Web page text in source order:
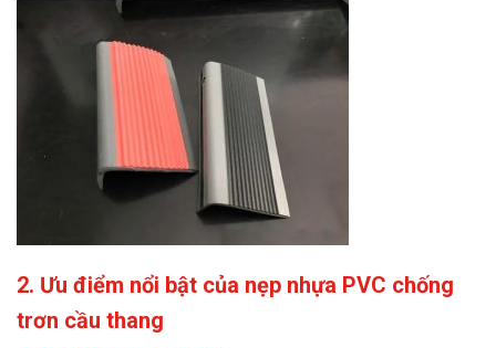
2. Ưu điểm nổi bật của nẹp nhựa PVC chống
trơn cầu thang